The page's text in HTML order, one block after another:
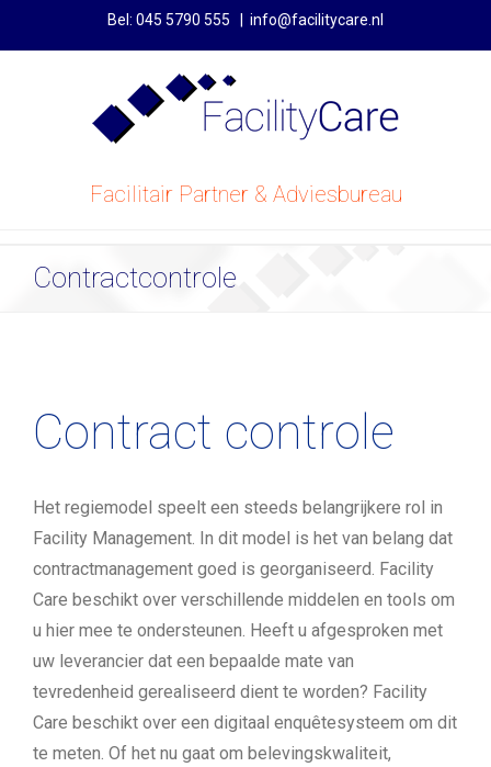
Bel: 045 5790 555 info@facilitycare.nl
Facilitair Partner & Adviesbureau
Contractcontrole
Contract controle
Het regiemodel speelt een steeds belangrijkere rol in
Facility Management. In dit model is het van belang dat
contractmanagement goed is georganiseerd. Facility
Care beschikt over verschillende middelen en tools om
u hier mee te ondersteunen. Heeft u afgesproken met
uw leverancier dat een bepaalde mate van
tevredenheid gerealiseerd dient te worden? Facility
Care beschikt over een digitaal enquêtesysteem om dit
te meten. Of het nu gaat om belevingskwaliteit,